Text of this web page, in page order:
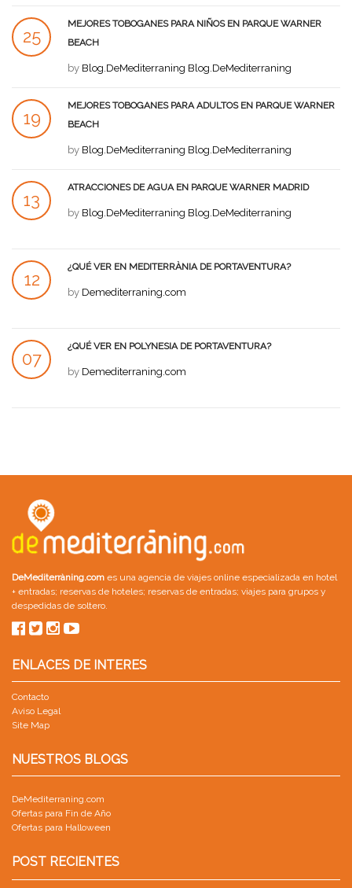
25
MEJORES TOBOGANES PARA NIÑOS EN PARQUE WARNER
BEACH
by Blog.DeMediterraning Blog.DeMediterraning
19
MEJORES TOBOGANES PARA ADULTOS EN PARQUE WARNER
BEACH
by Blog.DeMediterraning Blog.DeMediterraning
13
ATRACCIONES DE AGUA EN PARQUE WARNER MADRID
by Blog.DeMediterraning Blog.DeMediterraning
12
¿QUÉ VER EN MEDITERRÀNIA DE PORTAVENTURA?
by Demediterraning.com
07
¿QUÉ VER EN POLYNESIA DE PORTAVENTURA?
by Demediterraning.com
DeMediterràning.com es una agencia de viajes online especializada en hotel
+ entradas; reservas de hoteles; reservas de entradas; viajes para grupos y
despedidas de soltero.
ENLACES DE INTERES
Contacto
Aviso Legal
Site Map
NUESTROS BLOGS
DeMediterraning.com
Ofertas para Fin de Año
Ofertas para Halloween
POST RECIENTES